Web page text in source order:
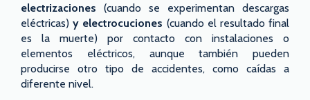
electrizaciones (cuando se experimentan descargas
eléctricas)y electrocuciones (cuando el resultado final
es la muerte) por contacto con instalaciones o
elementos eléctricos, aunque también pueden
producirse otro tipo de accidentes, como caídas a
diferente nivel.